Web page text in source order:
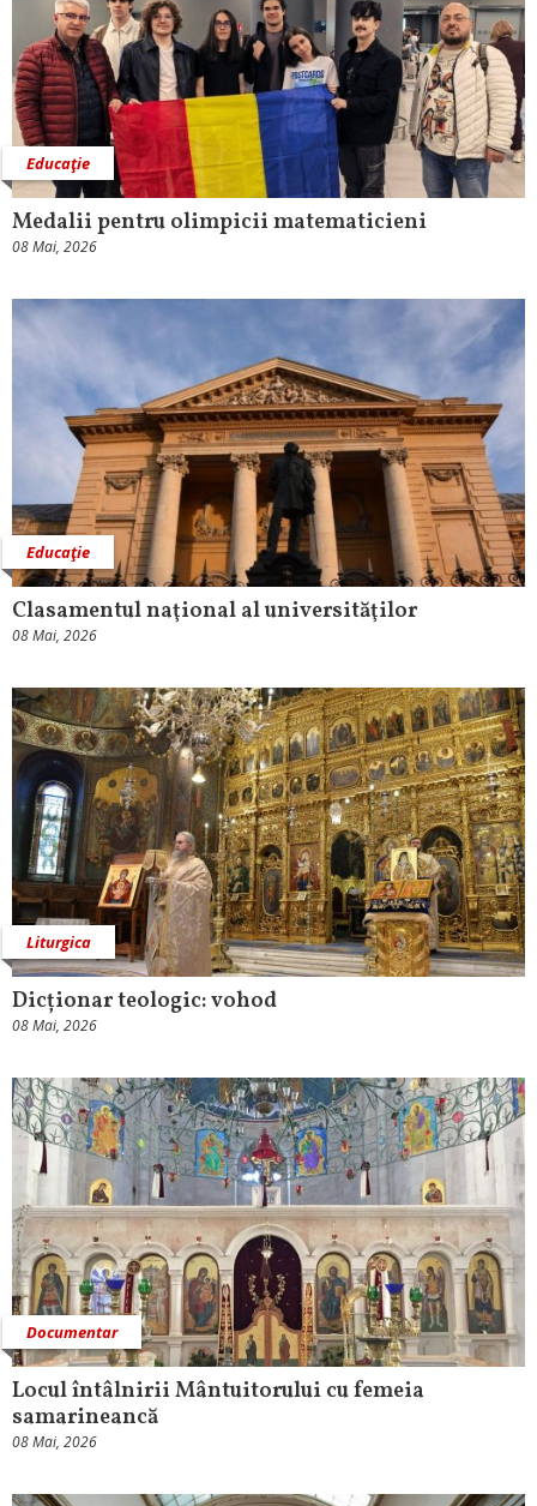
Educaţie
Medalii pentru olimpicii matematicieni
08 Mai, 2026
Educaţie
Clasamentul naţional al universităţilor
08 Mai, 2026
Liturgica
Dicționar teologic: vohod
08 Mai, 2026
Documentar
Locul întâlnirii Mântuitorului cu femeia
samarineancă
08 Mai, 2026